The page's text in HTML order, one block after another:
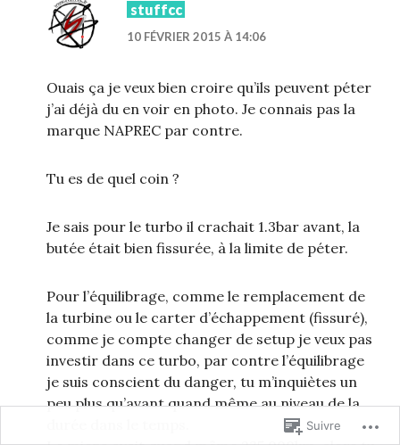
stuffcc
10 FÉVRIER 2015 À 14:06
Ouais ça je veux bien croire qu’ils peuvent péter
j’ai déjà du en voir en photo. Je connais pas la
marque NAPREC par contre.
Tu es de quel coin ?
Je sais pour le turbo il crachait 1.3bar avant, la
butée était bien fissurée, à la limite de péter.
Pour l’équilibrage, comme le remplacement de
la turbine ou le carter d’échappement (fissuré),
comme je compte changer de setup je veux pas
investir dans ce turbo, par contre l’équilibrage
je suis conscient du danger, tu m’inquiètes un
peu plus qu’avant quand même au niveau de la
Suivre